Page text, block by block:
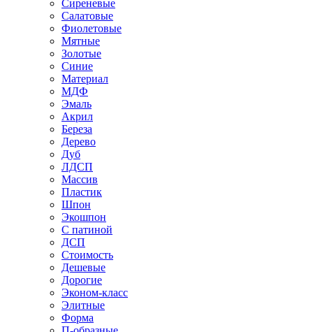
Сиреневые
Салатовые
Фиолетовые
Мятные
Золотые
Синие
Материал
МДФ
Эмаль
Акрил
Береза
Дерево
Дуб
ЛДСП
Массив
Пластик
Шпон
Экошпон
С патиной
ДСП
Стоимость
Дешевые
Дорогие
Эконом-класс
Элитные
Форма